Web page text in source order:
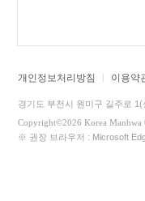
개인정보처리방침 이용약
경기도 부천시 원미구 길주로
Copyright©2026 Korea Manhwa
※ 권장 브라우저 : Microsoft